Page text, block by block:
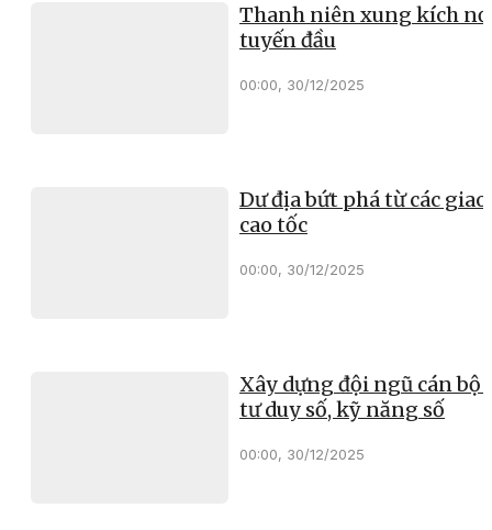
Thanh niên xung kích
tuyến đầu
00:00, 30/12/2025
Dư địa bứt phá từ các
cao tốc
00:00, 30/12/2025
Xây dựng đội ngũ cán bộ
tư duy số, kỹ năng số
00:00, 30/12/2025